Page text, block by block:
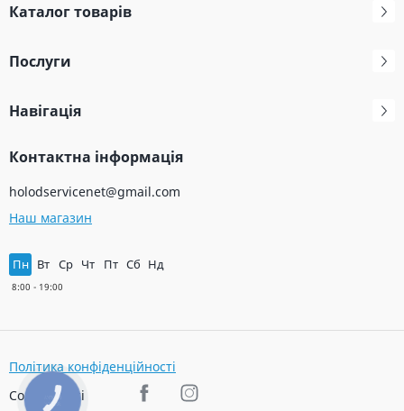
Каталог товарів
Послуги
Навігація
Контактна інформація
holodservicenet@gmail.com
Наш магазин
Пн Вт Ср Чт Пт Сб Нд
Політика конфіденційності
Соц. мережі
КНОПКА
ЗВ'ЯЗКУ